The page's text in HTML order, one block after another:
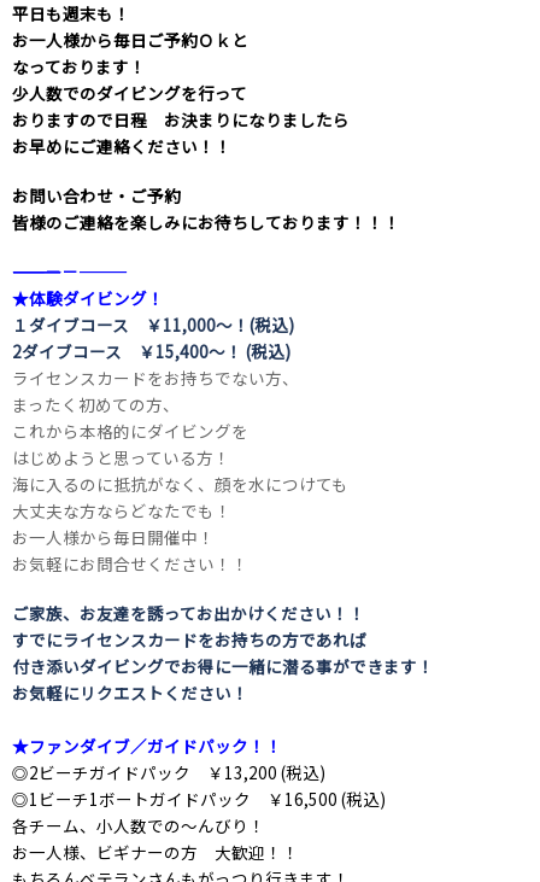
平日も週末も！
お一人様から毎日ご予約Ｏｋと
なっております！
少人数でのダイビングを行って
おりますので日程 お決まりになりましたら
お早めにご連絡ください！！
お問い合わせ・ご予約
皆様のご連絡を楽しみにお待ちしております！！！
――――――――――――――――――――－－―――
★体験ダイビング！
１ダイブコース ￥11,000～！(税込)
2ダイブコース ￥15,400～！ (税込)
ライセンスカードをお持ちでない方、
まったく初めての方、
これから本格的にダイビングを
はじめようと思っている方！
海に入るのに抵抗がなく、顔を水につけても
大丈夫な方ならどなたでも！
お一人様から毎日開催中！
お気軽にお問合せください！！
ご家族、お友達を誘ってお出かけください！！
すでにライセンスカードをお持ちの方であれば
付き添いダイビングでお得に一緒に潜る事ができます！
お気軽にリクエストください！
★ファンダイブ／ガイドパック！！
◎2ビーチガイドパック ￥13,200 (税込)
◎1ビーチ1ボートガイドパック ￥16,500 (税込)
各チーム、小人数での～んびり！
お一人様、ビギナーの方 大歓迎！！